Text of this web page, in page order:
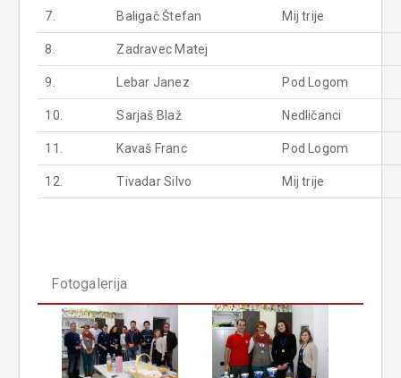
7. Baligač Štefan Mij trije
8. Zadravec Matej
9. Lebar Janez Pod Logom
10. Sarjaš Blaž Nedličanci
11. Kavaš Franc Pod Logom
12. Tivadar Silvo Mij trije
Fotogalerija